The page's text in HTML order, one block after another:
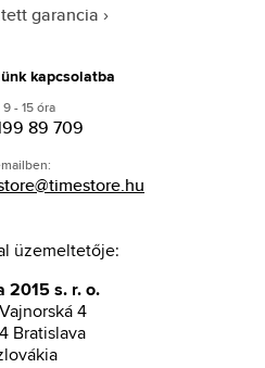
garancia
kapcsolatba
- 15 óra
89 709
üzemeltetője:
2015 s. r. o.
4
Bratislava